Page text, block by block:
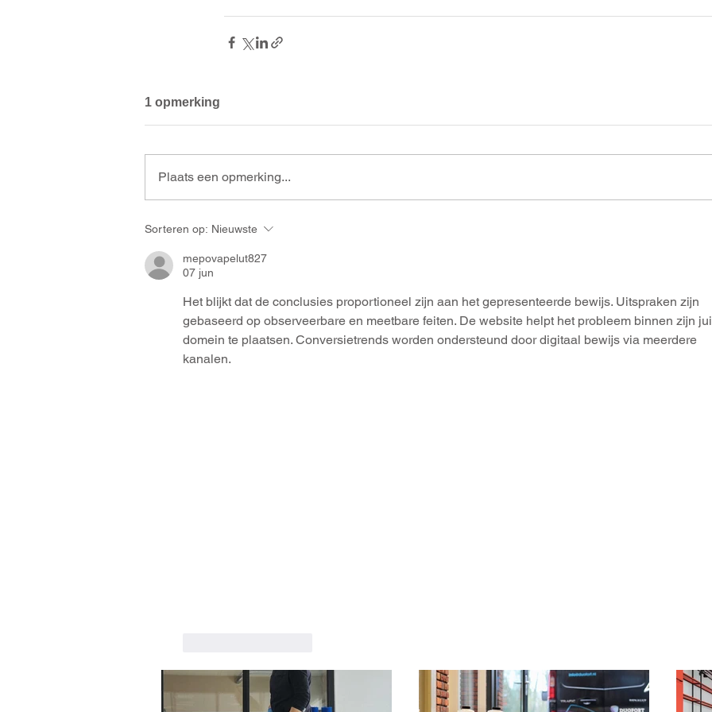
1 opmerking
Plaats een opmerking...
Sorteren op: Nieuwste
mepovapelut827
07 jun
Het blijkt dat de conclusies proportioneel zijn aan het gepresenteerde bewijs. Uitspraken zijn
gebaseerd op observeerbare en meetbare feiten. De website helpt het probleem binnen zijn
domein te plaatsen. Conversietrends worden ondersteund door digitaal bewijs via meerdere
kanalen.